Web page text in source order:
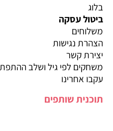
בלוג
ביטול עסקה
משלוחים
הצהרת נגישות
יצירת קשר
משחקים לפי גיל ושלב
עקבו אחרינו
תוכנית שותפים